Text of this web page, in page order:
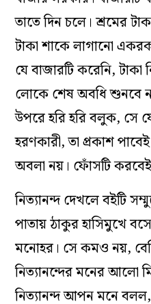
তাতে দিন চলে। শ্রমের
টাকা শাকে লাগানো
যে বাজারটি করেনি,
লোকে শেষ অবধি শুনবে
উপরে হরি হরি বলুক, সে
হরণকারী, তা প্রকাশ
অবলা নয়। ফোঁসটি
নিত্যানন্দ দেখলে বইটি
পাতায় ঠাকুর হাসিমুখে
মনোহর। সে কমও নয়,
নিত্যানন্দের মনের আলো
নিত্যানন্দ আপন মনে